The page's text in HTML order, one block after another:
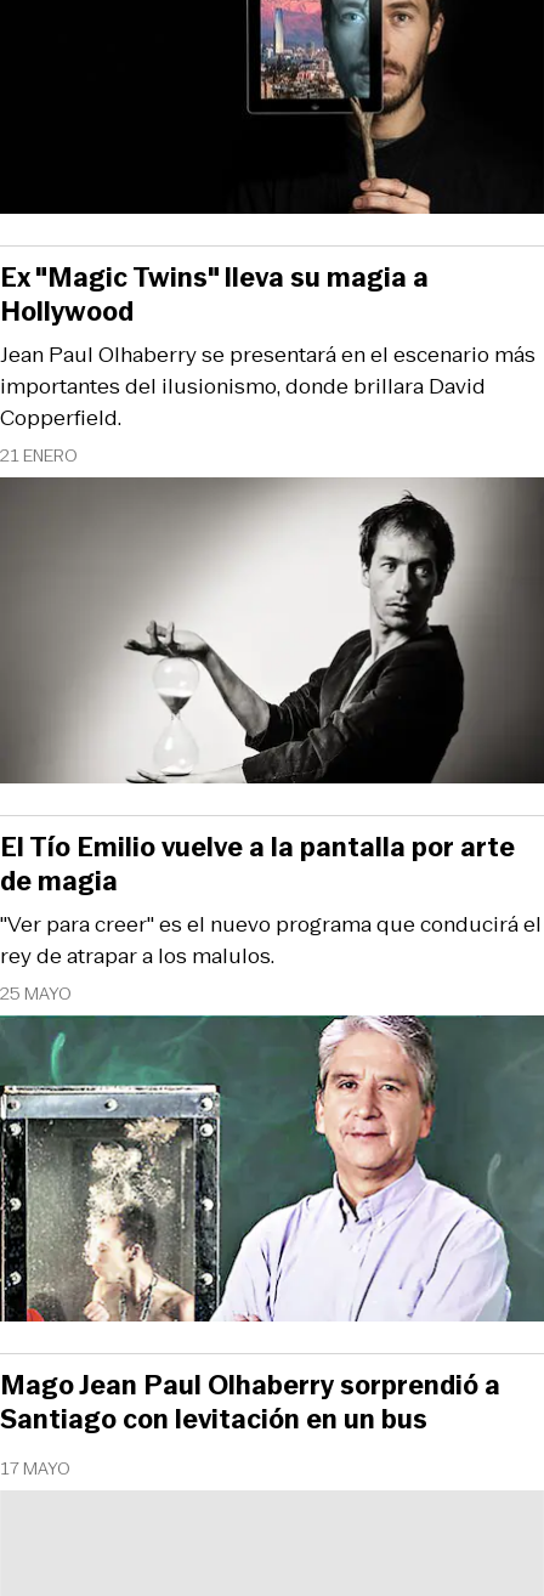
21 ENERO
Jean Paul Olhaberry se presentará en el escenario más
importantes del ilusionismo, donde brillara David
Copperfield.
Ex "Magic Twins" lleva su magia a
Hollywood
25 MAYO
"Ver para creer" es el nuevo programa que conducirá el
rey de atrapar a los malulos.
El Tío Emilio vuelve a la pantalla por arte
de magia
17 MAYO
Mago Jean Paul Olhaberry sorprendió a
Santiago con levitación en un bus